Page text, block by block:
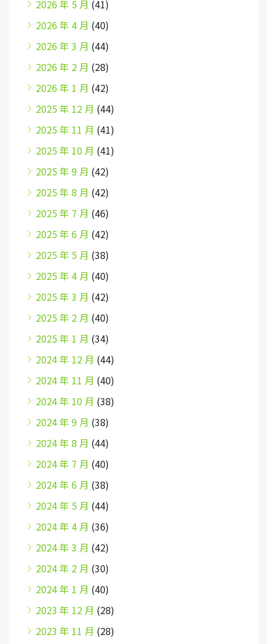
2026 年 5 月 (41)
2026 年 4 月 (40)
2026 年 3 月 (44)
2026 年 2 月 (28)
2026 年 1 月 (42)
2025 年 12 月 (44)
2025 年 11 月 (41)
2025 年 10 月 (41)
2025 年 9 月 (42)
2025 年 8 月 (42)
2025 年 7 月 (46)
2025 年 6 月 (42)
2025 年 5 月 (38)
2025 年 4 月 (40)
2025 年 3 月 (42)
2025 年 2 月 (40)
2025 年 1 月 (34)
2024 年 12 月 (44)
2024 年 11 月 (40)
2024 年 10 月 (38)
2024 年 9 月 (38)
2024 年 8 月 (44)
2024 年 7 月 (40)
2024 年 6 月 (38)
2024 年 5 月 (44)
2024 年 4 月 (36)
2024 年 3 月 (42)
2024 年 2 月 (30)
2024 年 1 月 (40)
2023 年 12 月 (28)
2023 年 11 月 (28)